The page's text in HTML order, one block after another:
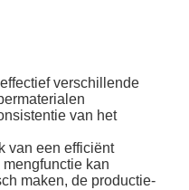
verschillende
van het
van een efficiënt
kan
maken, de productie-